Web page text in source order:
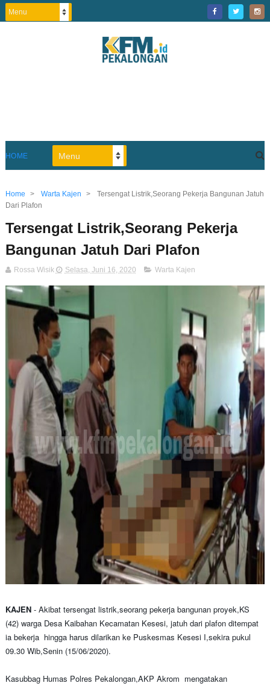
HOME
Home > Warta Kajen >
Tersengat Listrik,Seorang Pekerja Bangunan Jatuh
Dari Plafon
Tersengat Listrik,Seorang Pekerja
Bangunan Jatuh Dari Plafon
Rossa Wisik Selasa, Juni 16, 2020 Warta Kajen
KAJEN- Akibat tersengat listrik,seorang pekerja bangunan proyek,KS
(42) warga Desa Kaibahan Kecamatan Kesesi, jatuh dari plafon ditempat
ia bekerja hingga harus dilarikan ke Puskesmas Kesesi I,sekira pukul
09.30 Wib,Senin (15/06/2020).
Kasubbag Humas Polres Pekalongan,AKP Akrom mengatakan